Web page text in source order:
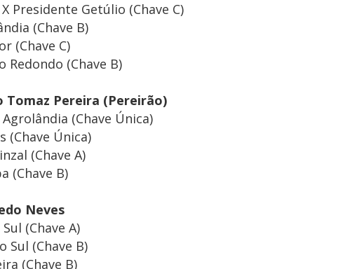
Presidente Getúlio (Chave C)
(Chave B)
(Chave C)
Redondo (Chave B)
Tomaz Pereira (Pereirão)
(Chave Única)
(Chave Única)
(Chave A)
(Chave B)
Neves
(Chave A)
Sul (Chave B)
(Chave B)